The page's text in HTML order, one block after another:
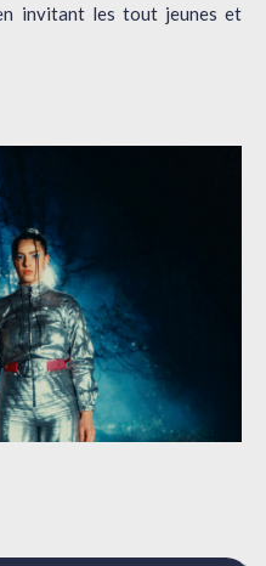
invitant les tout jeunes et